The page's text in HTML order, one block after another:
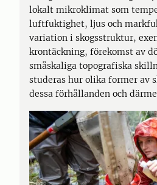
lokalt mikroklimat som
luftfuktighet, ljus och
variation i skogsstruktur,
krontäckning, förekomst av
småskaliga topografiska
studeras hur olika former av
dessa förhållanden och